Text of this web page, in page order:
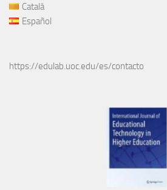
Català
Español
https://edulab.uoc.edu/es/contacto